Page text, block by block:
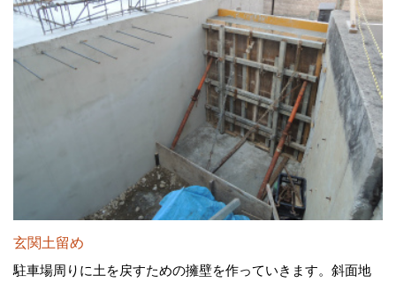
玄関土留め
駐車場周りに土を戻すための擁壁を作っていきます。斜面地